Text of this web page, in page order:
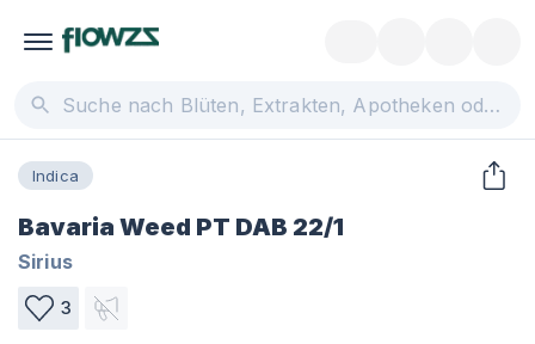
Indica
Bavaria Weed PT DAB 22/1
Sirius
3